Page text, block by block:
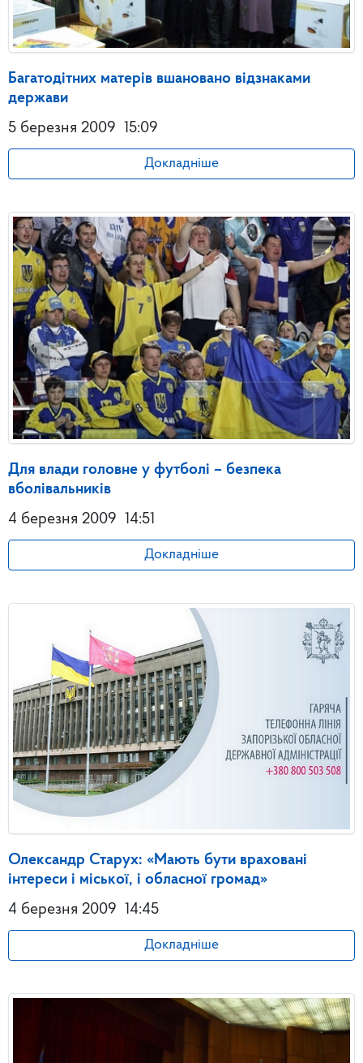
Багатодітних матерів вшановано відзнаками
держави
5 березня 2009
15:09
Докладніше
Для влади головне у футболі – безпека
вболівальників
4 березня 2009 14:51
Докладніше
Олександр Старух: «Мають бути враховані
інтереси і міської, і обласної громад»
4 березня 2009 14:45
Докладніше